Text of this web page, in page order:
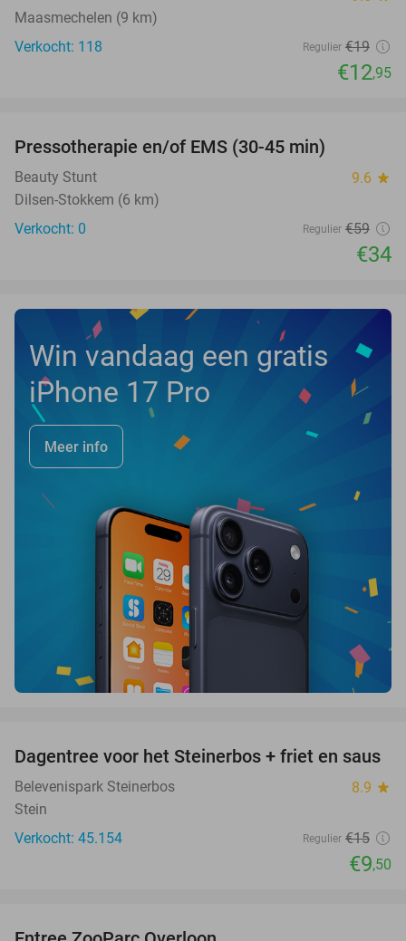
Maasmechelen (9 km)
Verkocht: 118
Regulier €19
€12,95
TODAY
Pressotherapie en/of EMS (30-45 min)
Beauty Stunt 9.6 star
Dilsen-Stokkem (6 km)
Verkocht: 0
Regulier €59
€34
Win vandaag een gratis
iPhone 17 Pro
Meer info
37%
Dagentree voor het Steinerbos + friet en saus
Belevenispark Steinerbos 8.9 star
Stein
Verkocht: 45.154
Regulier €15
€9,50